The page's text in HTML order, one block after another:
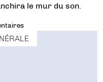
le mur du son.